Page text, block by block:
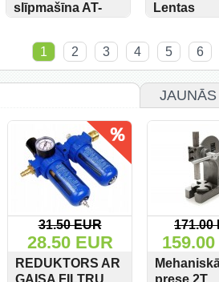
slīpmašīna AT-
Lentas
480L
1 2 3 4 5 6
31.50 EUR
28.50 EUR
REDUKTORS AR
GAISA FILTRU
171.00
prese 2T